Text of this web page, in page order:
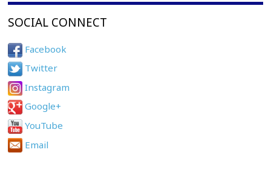
SOCIAL CONNECT
Facebook
Twitter
Instagram
Google+
YouTube
Email